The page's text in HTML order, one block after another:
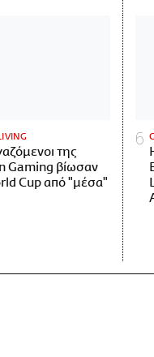
της
Gaming βίωσαν
Cup από "μέσα"